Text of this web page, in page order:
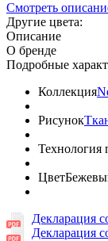
Смотреть
Другие цвета:
Описание
О бренде
Подробные
Коллекция
Рисунок
Технология
Цвет
Декларация
Декларация